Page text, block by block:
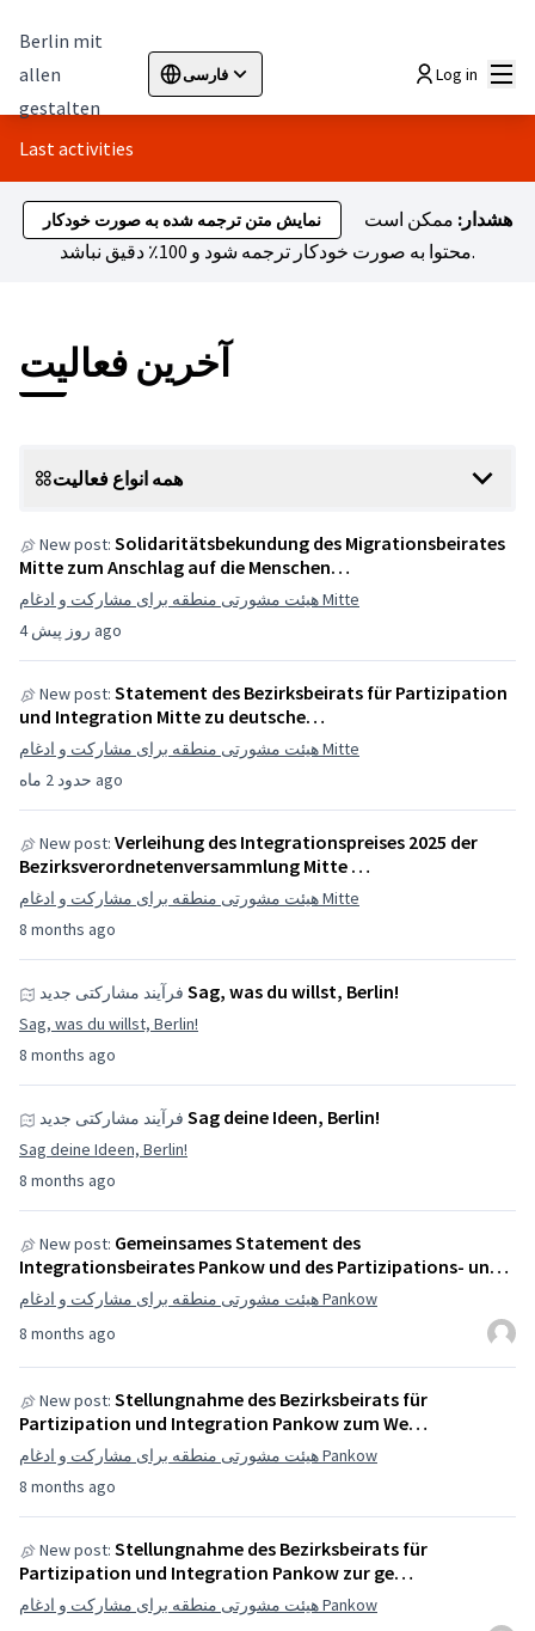
Berlin mit
allen
gestalten
فارسی
Sprache wählen Elegir el idioma
Log in
Last activities
نمایش متن ترجمه شده به صورت خودکار هشدار: ممکن است
محتوا به صورت خودکار ترجمه شود و 100٪ دقیق نباشد.
آخرین فعالیت
همه انواع فعالیت
4 روز پیش ago
New post: Solidaritätsbekundung des Migrationsbeirates
Mitte zum Anschlag auf die Menschen…
هیئت مشورتی منطقه برای مشارکت و ادغام Mitte
حدود 2 ماه ago
New post: Statement des Bezirksbeirats für Partizipation
und Integration Mitte zu deutsche…
هیئت مشورتی منطقه برای مشارکت و ادغام Mitte
8 months ago
New post: Verleihung des Integrationspreises 2025 der
Bezirksverordnetenversammlung Mitte …
هیئت مشورتی منطقه برای مشارکت و ادغام Mitte
8 months ago
Sag, was du willst, Berlin!
Sag, was du willst, Berlin!
8 months ago
Sag deine Ideen, Berlin!
Sag deine Ideen, Berlin!
8 months ago
New post: Gemeinsames Statement des
Integrationsbeirates Pankow und des Partizipations- un…
هیئت مشورتی منطقه برای مشارکت و ادغام Pankow
8 months ago
New post: Stellungnahme des Bezirksbeirats für
Partizipation und Integration Pankow zum We…
هیئت مشورتی منطقه برای مشارکت و ادغام Pankow
New post: Stellungnahme des Bezirksbeirats für
Partizipation und Integration Pankow zur ge…
هیئت مشورتی منطقه برای مشارکت و ادغام Pankow